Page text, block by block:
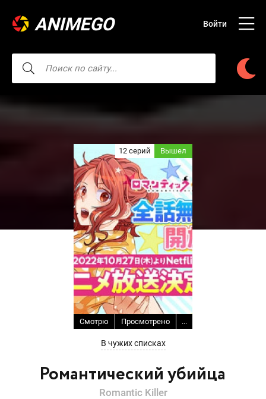
ANIMEGO Войти
Романтический убийца
12 серий Вышел
Смотрю Просмотрено ...
В чужих списках
Romantic Killer